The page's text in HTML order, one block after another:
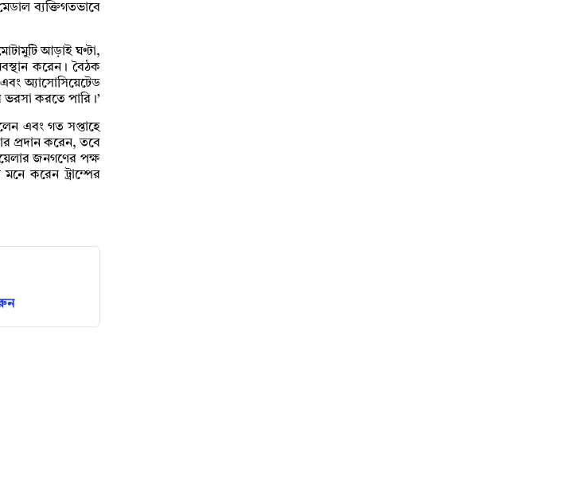
ব্যক্তিগতভাবে
আড়াই ঘণ্টা,
করেন। বৈঠক
অ্যাসোসিয়েটেড
ভরসা করতে পারি।’
এবং গত সপ্তাহে
প্রদান করেন, তবে
জনগণের পক্ষ
করেন ট্রাম্পের